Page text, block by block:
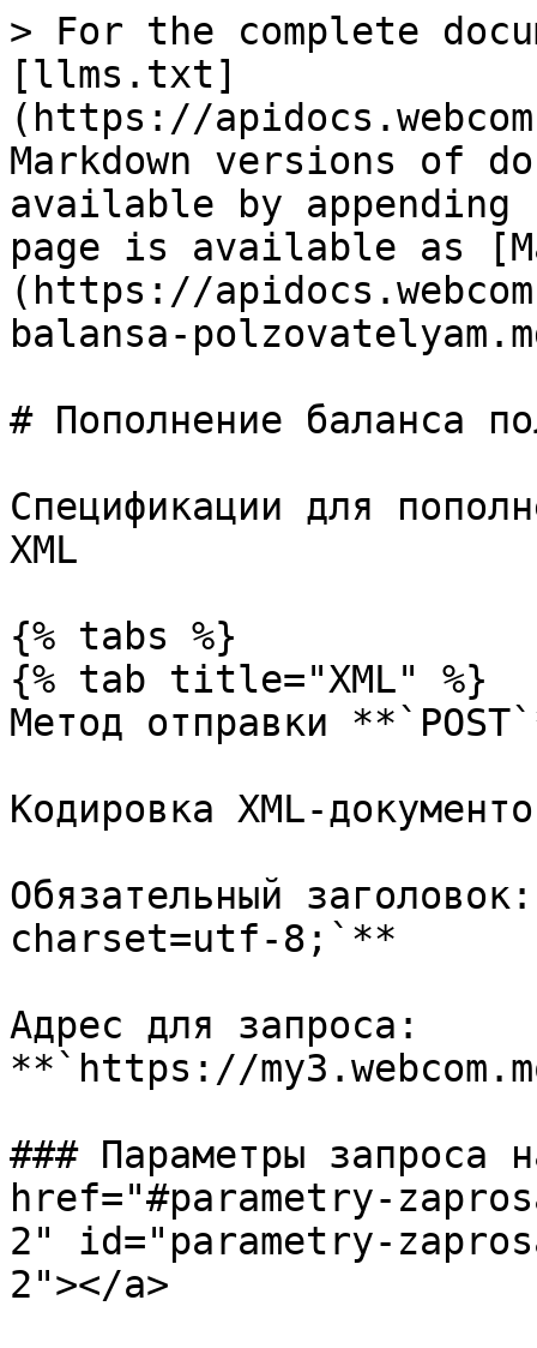
> For the complete
[llms.txt]
(https://
Markdown versions of
available by
page is available as
(https://
balansa-
# Пополнение баланса
Спецификации для
XML
{% tabs %}
{% tab title="XML" %}
Метод отправки
Кодировка XML-
Обязательный
charset=utf-8;`**
Адрес для запроса:
**`https://
### Параметры запроса
href="#parametry-
2" id="parametry-
2"></a>